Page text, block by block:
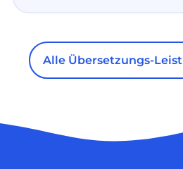
Alle Übersetzungs-